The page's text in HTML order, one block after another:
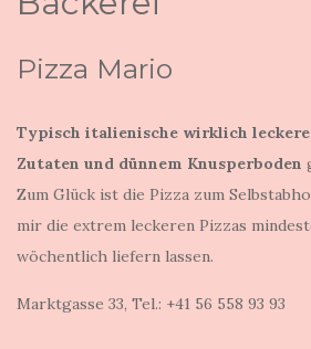
Pizza Mario
Typisch italienische wirklich leckere
Zutaten und dünnem Knusperboden
Zum Glück ist die Pizza zum
mir die extrem leckeren Pizzas
wöchentlich liefern lassen.
Marktgasse 33, Tel.: +41 56 558 93 93